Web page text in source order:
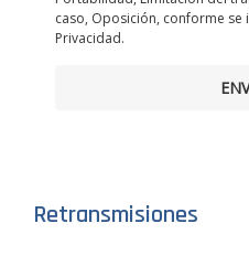
caso, Oposición, conforme se
Privacidad.
Retransmisiones